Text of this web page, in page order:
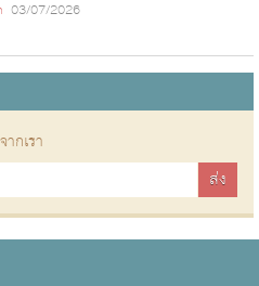
03/07/2026
กเรา